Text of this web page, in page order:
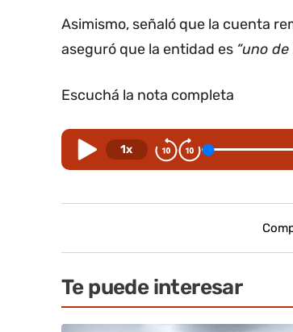
Asimismo, señaló que la cuenta
aseguró que la entidad es “uno
Escuchá la nota completa
1x
Te puede interesar